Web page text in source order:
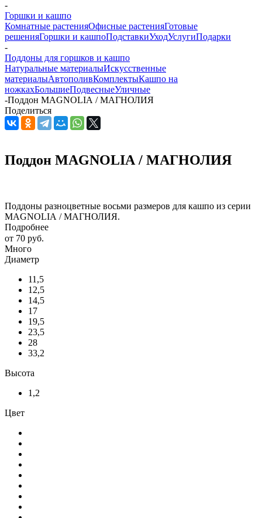
-
Горшки и кашпо
Комнатные растенияОфисные растенияГотовые
решенияГоршки и кашпоПодставкиУходУслугиПодарки
-
Поддоны для горшков и кашпо
Натуральные материалыИскусственные
материалыАвтополивКомплектыКашпо на
ножкахБольшиеПодвесныеУличные
-Поддон MAGNOLIА / МАГНОЛИЯ
Поделиться
Поддон MAGNOLIА / МАГНОЛИЯ
Поддоны разноцветные восьми размеров для кашпо из серии
MAGNOLIА / МАГНОЛИЯ.
Подробнее
от 70 руб.
Много
Диаметр
11,5
12,5
14,5
17
19,5
23,5
28
33,2
Высота
1,2
Цвет